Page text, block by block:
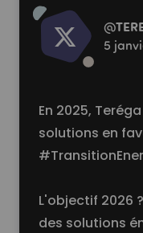
@
5
En 2025,
solutions en
L'objectif 2026
des solutions